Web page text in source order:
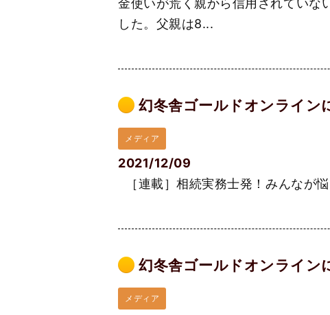
金使いが荒く親から信用されてい
した。父親は8...
幻冬舎ゴールドオンライン
メディア
2021/12/09
［連載］相続実務士発！みんなが
幻冬舎ゴールドオンライン
メディア